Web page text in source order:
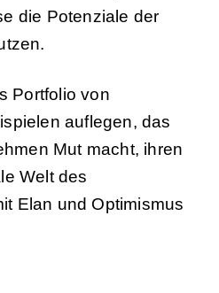
die Potenziale der
Portfolio von
auflegen, das
Mut macht, ihren
Welt des
Elan und Optimismus